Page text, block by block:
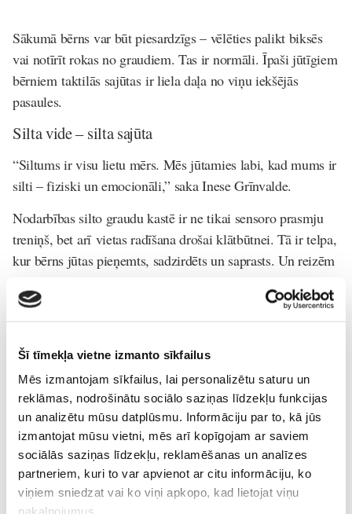
Šī tīmekļa vietne izmanto sīkfailus
Mēs izmantojam sīkfailus, lai personalizētu saturu un
reklāmas, nodrošinātu sociālo saziņas līdzekļu funkcijas
un analizētu mūsu datplūsmu. Informāciju par to, kā jūs
izmantojat mūsu vietni, mēs arī kopīgojam ar saviem
sociālās saziņas līdzekļu, reklamēšanas un analīzes
partneriem, kuri to var apvienot ar citu informāciju, ko
viņiem sniedzat vai ko viņi apkopo, kad lietojat viņu
pakalpojumus.
Sākumā bērns var būt piesardzīgs – vēlēties palikt biksēs
vai notīrīt rokas no graudiem. Tas ir normāli. Īpaši jūtīgiem
bērniem taktilās sajūtas ir liela daļa no viņu iekšējās
pasaules.
Silta vide – silta sajūta
“Siltums ir visu lietu mērs. Mēs jūtamies labi, kad mums ir
silti – fiziski un emocionāli,” saka Inese Grīnvalde.
Nodarbības silto graudu kastē ir ne tikai sensoro prasmju
treniņš, bet arī vietas radīšana drošai klātbūtnei. Tā ir telpa,
kur bērns jūtas pieņemts, sadzirdēts un saprasts. Un reizēm
mierīgi un pārliecinoši.
Graudi terapijā nav izvēlēti nejauši – to forma, smarža,
faktūra un nozīme latviešu kultūrā rada pozitīvas
asociācijas un atmiņas. Tie ir dzīvi, silti un patiesi, gluži kā
bērna emocionālā pasaule, kurai dažkārt vienkārši vajag
maigu pieskārienu.